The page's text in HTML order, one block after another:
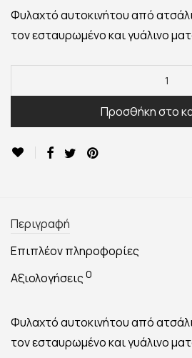
17,00 €. είναι:
15,00 €.
Φυλαχτό αυτοκινήτου από
τον εσταυρωμένο και γυάλινο
Προσθήκη στο
Περιγραφή
Επιπλέον πληροφορίες
Αξιολογήσεις 0
Φυλαχτό αυτοκινήτου από
τον εσταυρωμένο και γυάλινο